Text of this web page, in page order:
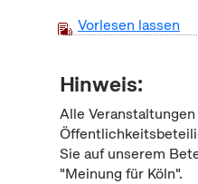
Vorlesen lassen
Hinweis:
Alle
Sie auf unserem
"Meinung für Köln".